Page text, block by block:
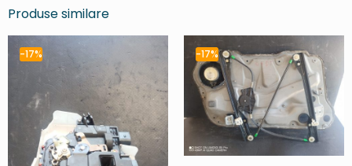
Produse similare
-17% -17%